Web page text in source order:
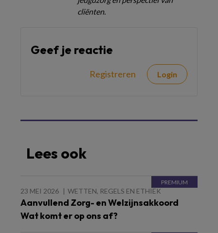
cliënten.
Geef je reactie
Registreren Login
Lees ook
23 MEI 2026 WETTEN, REGELS EN ETHIEK
Aanvullend Zorg- en Welzijnsakkoord
Wat komt er op ons af?